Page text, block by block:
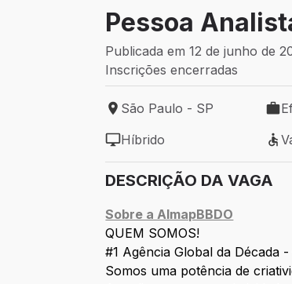
Pessoa
Publicada em 12 de junho de
Inscrições encerradas
Local de trabalho: São Paulo -
São Paulo - SP
Modelo de trabalho: Híbrido
Híbrido
DESCRIÇÃO DA VAGA
Sobre a AlmapBBDO
QUEM SOMOS!
#1 Agência Global da Década
Somos uma potência de